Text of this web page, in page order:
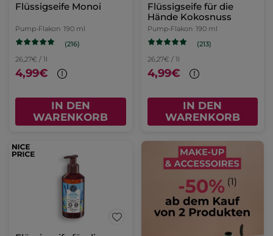
Flüssigseife Monoi
Pump-Flakon 190 ml
(216)
26,27€ / 1l
4,99€
IN DEN
WARENKORB
Flüssigseife für die
Hände Kokosnuss
Pump-Flakon 190 ml
(213)
26,27€ / 1l
4,99€
IN DEN
WARENKORB